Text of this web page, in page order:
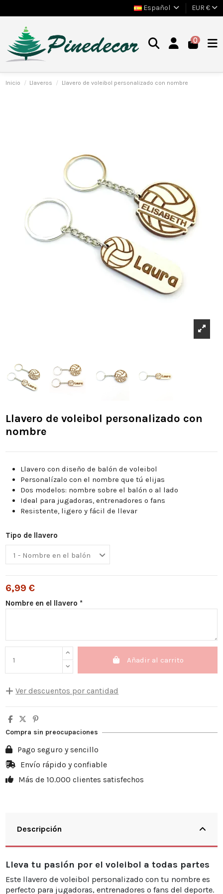
Español EUR €
0
Inicio Llaveros Llavero de voleibol personalizado con nombre
Llavero de voleibol personalizado con
nombre
Llavero con diseño de balón de voleibol
Personalízalo con el nombre que tú elijas
Dos modelos: nombre sobre el balón o al lado
Ideal para jugadoras, entrenadores o fans
Resistente, ligero y fácil de llevar
Tipo de llavero
6,99 €
Nombre en el llavero *
Añadir al carrito
Ver descuentos por cantidad
Cantidad Descuento unitario
Usted ahorra
10
20
25%
30
30%
Compra sin preocupaciones
Pago seguro y sencillo
Envío rápido y confiable
Más de 10.000 clientes satisfechos
Descripción
Lleva tu pasión por el voleibol a todas partes
Este llavero de voleibol personalizado con tu nombre es
perfecto para jugadoras, entrenadores o fans del deporte.